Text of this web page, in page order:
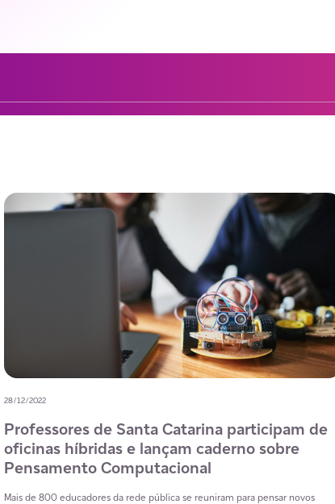
28/12/2022
Professores de Santa Catarina participam de
oficinas híbridas e lançam caderno sobre
Pensamento Computacional
Mais de 800 educadores da rede pública se reuniram para pensar novos